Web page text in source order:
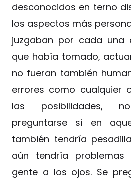
desconocidos en terno
los aspectos más
juzgaban por cada una
que había tomado,
no fueran también
errores como cualquier
las posibilidades,
preguntarse si en
también tendría
aún tendría
gente a los ojos. Se